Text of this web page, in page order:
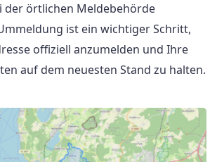
der örtlichen Meldebehörde
ist ein wichtiger Schritt,
offiziell anzumelden und Ihre
auf dem neuesten Stand zu halten.